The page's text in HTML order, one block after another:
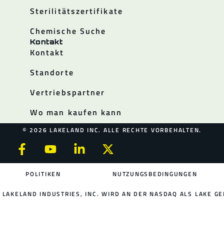
Sterilitätszertifikate
Chemische Suche
Kontakt
Kontakt
Standorte
Vertriebspartner
Wo man kaufen kann
© 2026 LAKELAND INC. ALLE RECHTE VORBEHALTEN.
POLITIKEN NUTZUNGSBEDINGUNGEN
LAKELAND INDUSTRIES, INC. WIRD AN DER NASDAQ ALS LAKE